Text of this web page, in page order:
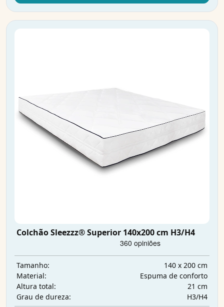
Colchão Sleezzz® Superior 140x200 cm H3/H4
Tamanho:
140 x 200 cm
Material:
Espuma de conforto
Altura total:
21 cm
Grau de dureza:
H3/H4